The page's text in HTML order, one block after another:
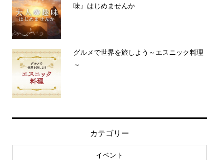
味』はじめませんか
グルメで世界を旅しよう～エスニック料理
～
カテゴリー
イベント